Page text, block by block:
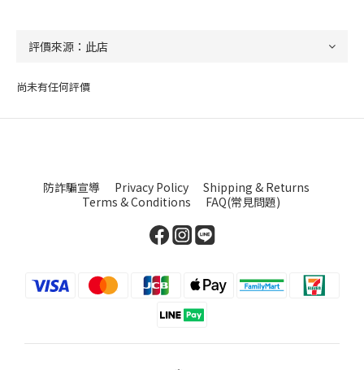
尚未有任何評價
防詐騙宣導 Privacy Policy
Shipping & Returns
Terms & Conditions
FAQ(常見問題)